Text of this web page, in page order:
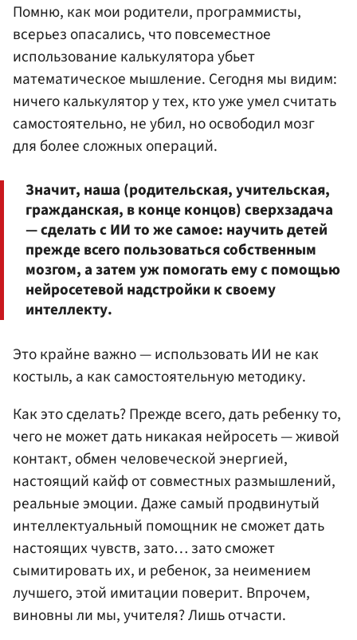
Помню, как мои родители, программисты,
всерьез опасались, что повсеместное
использование калькулятора убьет
математическое мышление. Сегодня мы видим:
ничего калькулятор у тех, кто уже умел считать
самостоятельно, не убил, но освободил мозг
для более сложных операций.
Значит, наша (родительская, учительская,
гражданская, в конце концов) сверхзадача
— сделать с ИИ то же самое: научить детей
прежде всего пользоваться собственным
мозгом, а затем уж помогать ему с помощью
нейросетевой надстройки к своему
интеллекту.
Это крайне важно — использовать ИИ не как
костыль, а как самостоятельную методику.
Как это сделать? Прежде всего, дать ребенку то,
чего не может дать никакая нейросеть — живой
контакт, обмен человеческой энергией,
настоящий кайф от совместных размышлений,
реальные эмоции. Даже самый продвинутый
интеллектуальный помощник не сможет дать
настоящих чувств, зато… зато сможет
сымитировать их, и ребенок, за неимением
лучшего, этой имитации поверит. Впрочем,
виновны ли мы, учителя? Лишь отчасти.